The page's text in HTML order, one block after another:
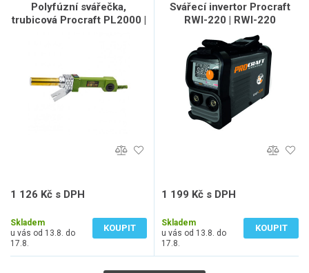
Polyfúzní svářečka,
trubicová Procraft PL2000 |
1 126 Kč s DPH
Skladem
u vás od 13.8. do
17.8.
KOUPIT
Svářecí invertor Procraft
RWI-220 | RWI-220
1 199 Kč s DPH
Skladem
u vás od 13.8. do
17.8.
KOUPIT